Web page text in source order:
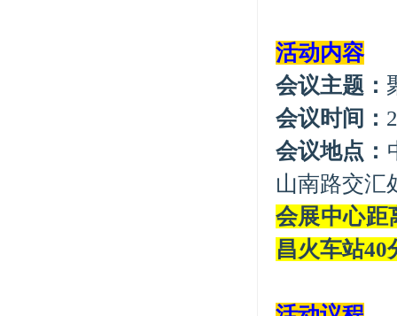
活动内容
会议主题：
会议时间：
会议地点：
山南路交汇
会展中心距
昌火车站40